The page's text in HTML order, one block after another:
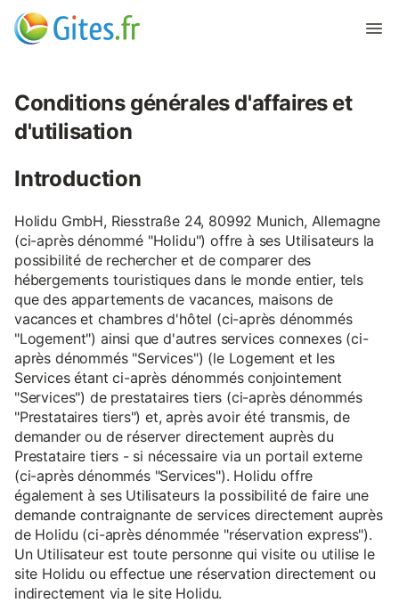
Conditions générales d'affaires et
d'utilisation
Introduction
Holidu GmbH, Riesstraße 24, 80992 Munich, Allemagne
(ci-après dénommé "Holidu") offre à ses Utilisateurs la
possibilité de rechercher et de comparer des
hébergements touristiques dans le monde entier, tels
que des appartements de vacances, maisons de
vacances et chambres d'hôtel (ci-après dénommés
"Logement") ainsi que d'autres services connexes (ci-
après dénommés "Services") (le Logement et les
Services étant ci-après dénommés conjointement
"Services") de prestataires tiers (ci-après dénommés
"Prestataires tiers") et, après avoir été transmis, de
demander ou de réserver directement auprès du
Prestataire tiers - si nécessaire via un portail externe
(ci-après dénommés "Services"). Holidu offre
également à ses Utilisateurs la possibilité de faire une
demande contraignante de services directement auprès
de Holidu (ci-après dénommée "réservation express").
Un Utilisateur est toute personne qui visite ou utilise le
site Holidu ou effectue une réservation directement ou
indirectement via le site Holidu.